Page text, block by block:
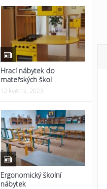
Hrací nábytek do
mateřských škol
12 května, 2023
Ergonomický školní
nábytek